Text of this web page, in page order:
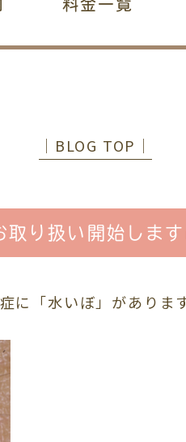
料金一覧
│BLOG TOP│
取り扱い開始しま
に「水いぼ」があります